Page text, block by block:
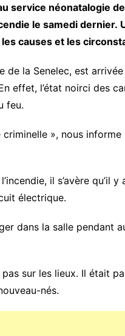
service néonatalogie
le samedi dernier.
causes et les
de la Senelec, est
effet, l’état noirci des
feu.
», nous
il s’avère qu’il y
électrique.
dans la salle pendant
sur les lieux. Il était
nés.